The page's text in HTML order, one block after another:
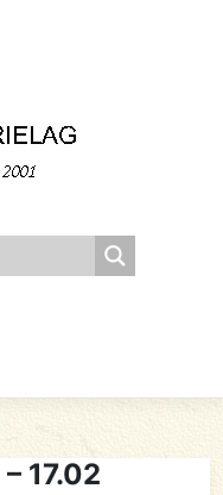
17.02